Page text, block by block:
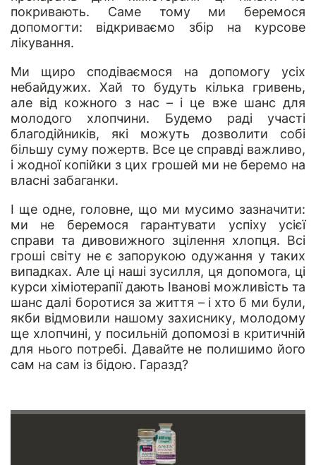
покривають. Саме тому ми беремося
допомогти: відкриваємо збір на курсове
лікування.
Ми щиро сподіваємося на допомогу усіх
небайдужих. Хай то будуть кілька гривень,
але від кожного з нас – і це вже шанс для
молодого хлопчини. Будемо раді участі
благодійників, які можуть дозволити собі
більшу суму пожертв. Все це справді важливо,
і жодної копійки з цих грошей ми не беремо на
власні забаганки.
І ще одне, головне, що ми мусимо зазначити:
ми не беремося гарантувати успіху усієї
справи та дивовижного зцілення хлопця. Всі
гроші світу не є запорукою одужання у таких
випадках. Але ці наші зусилля, ця допомога, ці
курси хіміотерапії дають Іванові можливість та
шанс далі боротися за життя – і хто б ми були,
якби відмовили нашому захиснику, молодому
ще хлопчині, у посильній допомозі в критичній
для нього потребі. Давайте не полишимо його
сам на сам із бідою. Гаразд?